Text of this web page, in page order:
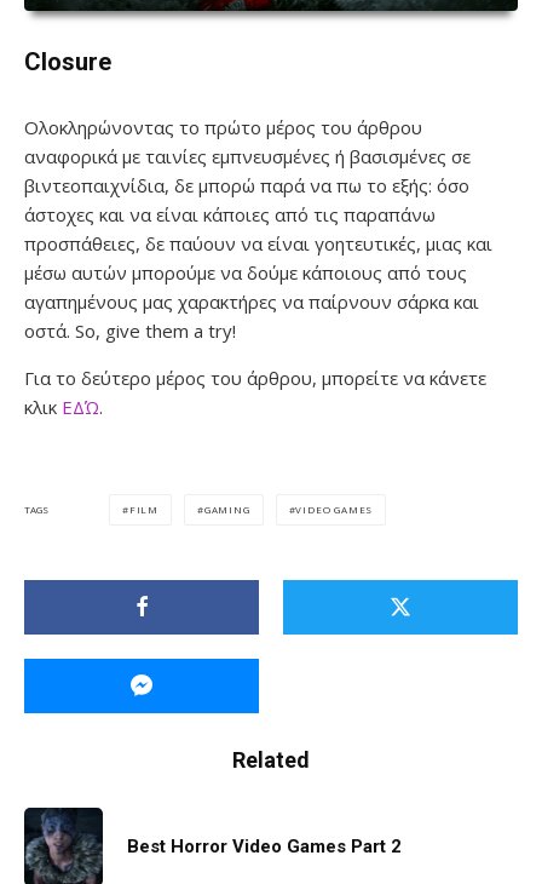
Closure
Ολοκληρώνοντας το πρώτο μέρος του άρθρου
αναφορικά με ταινίες εμπνευσμένες ή βασισμένες σε
βιντεοπαιχνίδια, δε μπορώ παρά να πω το εξής: όσο
άστοχες και να είναι κάποιες από τις παραπάνω
προσπάθειες, δε παύουν να είναι γοητευτικές, μιας και
μέσω αυτών μπορούμε να δούμε κάποιους από τους
αγαπημένους μας χαρακτήρες να παίρνουν σάρκα και
οστά. So, give them a try!
Για το δεύτερο μέρος του άρθρου, μπορείτε να κάνετε
κλικ ΕΔΏ.
TAGS FILM GAMING VIDEO GAMES
Related
Best Horror Video Games Part 2